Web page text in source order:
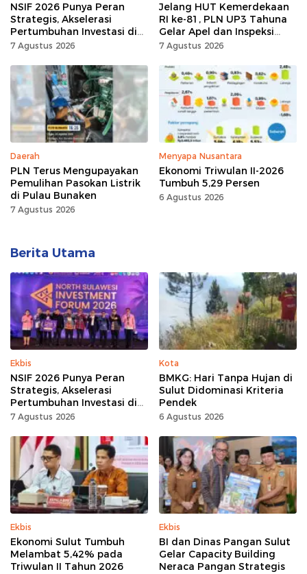
NSIF 2026 Punya Peran
Strategis, Akselerasi
Pertumbuhan Investasi di
Sulut
7 Agustus 2026
Jelang HUT Kemerdekaan
RI ke-81, PLN UP3 Tahuna
Gelar Apel dan Inspeksi
Peralatan, Pastikan
7 Agustus 2026
Daerah
PLN Terus Mengupayakan
Pemulihan Pasokan Listrik
di Pulau Bunaken
7 Agustus 2026
Menyapa Nusantara
Ekonomi Triwulan II-2026
Tumbuh 5,29 Persen
6 Agustus 2026
Berita Utama
Ekbis
NSIF 2026 Punya Peran
Strategis, Akselerasi
Pertumbuhan Investasi di
Sulut
7 Agustus 2026
Kota
BMKG: Hari Tanpa Hujan di
Sulut Didominasi Kriteria
Pendek
6 Agustus 2026
Ekbis
Ekonomi Sulut Tumbuh
Melambat 5,42% pada
Triwulan II Tahun 2026
Ekbis
BI dan Dinas Pangan Sulut
Gelar Capacity Building
Neraca Pangan Strategis